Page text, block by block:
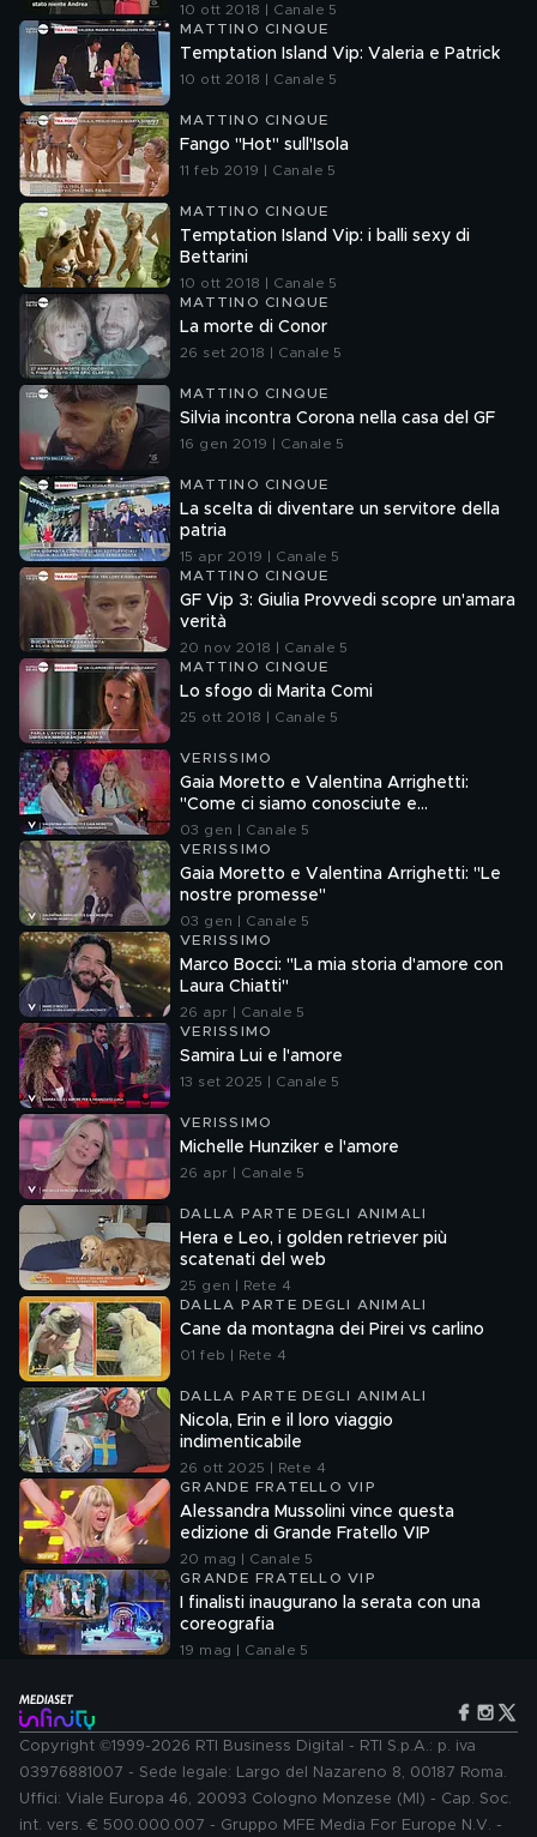
10 ott 2018 | Canale 5
MATTINO CINQUE
Temptation Island Vip: Valeria e Patrick
10 ott 2018 | Canale 5
MATTINO CINQUE
Fango "Hot" sull'Isola
11 feb 2019 | Canale 5
MATTINO CINQUE
Temptation Island Vip: i balli sexy di
Bettarini
10 ott 2018 | Canale 5
MATTINO CINQUE
La morte di Conor
26 set 2018 | Canale 5
MATTINO CINQUE
Silvia incontra Corona nella casa del GF
16 gen 2019 | Canale 5
MATTINO CINQUE
La scelta di diventare un servitore della
patria
15 apr 2019 | Canale 5
MATTINO CINQUE
GF Vip 3: Giulia Provvedi scopre un'amara
verità
20 nov 2018 | Canale 5
MATTINO CINQUE
Lo sfogo di Marita Comi
25 ott 2018 | Canale 5
VERISSIMO
Gaia Moretto e Valentina Arrighetti:
"Come ci siamo conosciute e
innamorate"
03 gen | Canale 5
VERISSIMO
Gaia Moretto e Valentina Arrighetti: "Le
nostre promesse"
03 gen | Canale 5
VERISSIMO
Marco Bocci: "La mia storia d'amore con
Laura Chiatti"
26 apr | Canale 5
VERISSIMO
Samira Lui e l'amore
13 set 2025 | Canale 5
VERISSIMO
Michelle Hunziker e l'amore
26 apr | Canale 5
DALLA PARTE DEGLI ANIMALI
Hera e Leo, i golden retriever più
scatenati del web
25 gen | Rete 4
DALLA PARTE DEGLI ANIMALI
Cane da montagna dei Pirei vs carlino
01 feb | Rete 4
DALLA PARTE DEGLI ANIMALI
Nicola, Erin e il loro viaggio
indimenticabile
26 ott 2025 | Rete 4
GRANDE FRATELLO VIP
Alessandra Mussolini vince questa
edizione di Grande Fratello VIP
20 mag | Canale 5
GRANDE FRATELLO VIP
I finalisti inaugurano la serata con una
coreografia
19 mag | Canale 5
Copyright ©1999-2026 RTI Business Digital - RTI S.p.A.: p. iva
03976881007 - Sede legale: Largo del Nazareno 8, 00187 Roma.
Uffici: Viale Europa 46, 20093 Cologno Monzese (MI) - Cap. Soc.
int. vers. € 500.000.007 - Gruppo MFE Media For Europe N.V. -